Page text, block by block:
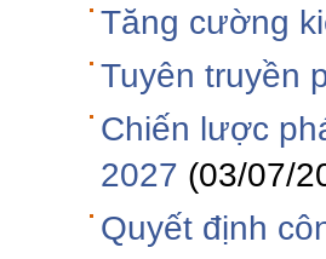
Tăng cường
Tuyên truyền
Chiến lược
2027 (03/07/
Quyết định